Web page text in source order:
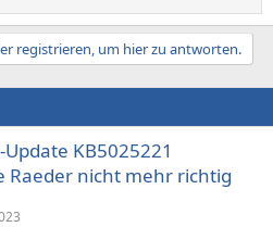
registrieren, um hier zu antworten.
KB5025221
Raeder nicht mehr richtig